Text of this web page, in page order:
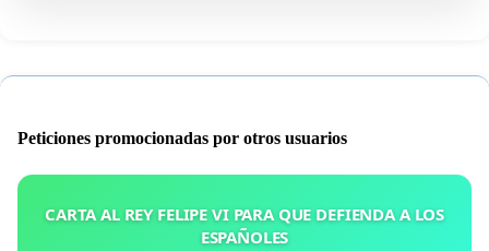
Peticiones promocionadas por otros usuarios
CARTA AL REY FELIPE VI PARA QUE DEFIENDA A LOS
ESPAÑOLES